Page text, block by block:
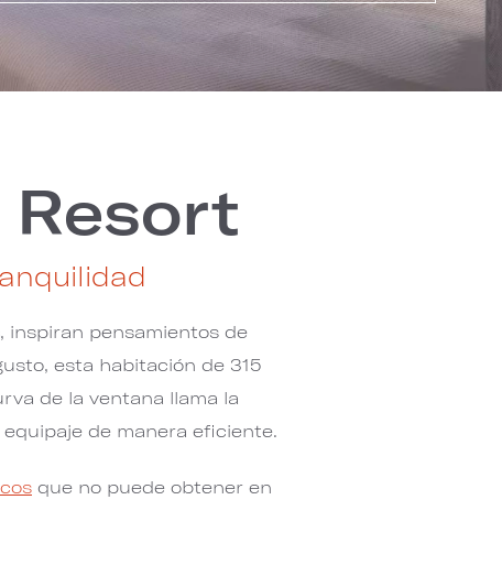
Resort
inspiran pensamientos de
esta habitación de 315
de la ventana llama la
de manera eficiente.
que no puede obtener en